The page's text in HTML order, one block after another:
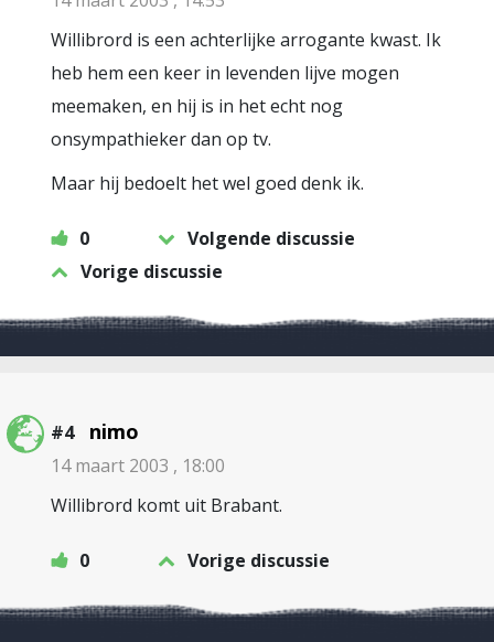
Willibrord is een achterlijke arrogante kwast. Ik
heb hem een keer in levenden lijve mogen
meemaken, en hij is in het echt nog
onsympathieker dan op tv.
Maar hij bedoelt het wel goed denk ik.
0
Volgende discussie
Vorige discussie
#4 nimo
14 maart 2003 , 18:00
Willibrord komt uit Brabant.
0 Vorige discussie